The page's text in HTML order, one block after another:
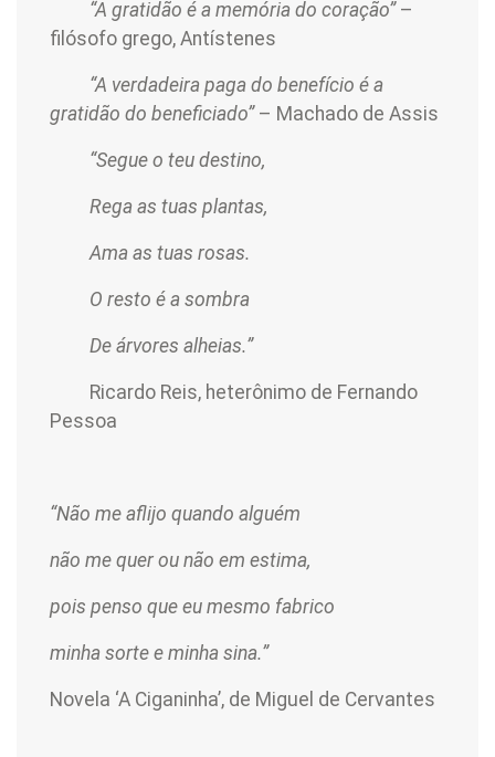
“A gratidão é a memória do coração”–
filósofo grego, Antístenes
“A verdadeira paga do benefício é a
gratidão do beneficiado”– Machado de Assis
“Segue o teu destino,
Rega as tuas plantas,
Ama as tuas rosas.
O resto é a sombra
De árvores alheias.”
Ricardo Reis, heterônimo de Fernando
Pessoa
“Não me aflijo quando alguém
não me quer ou não em estima,
pois penso que eu mesmo fabrico
minha sorte e minha sina.”
Novela ‘A Ciganinha’, de Miguel de Cervantes